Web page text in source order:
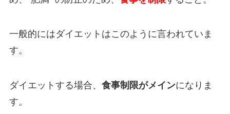
一般的にはダイエットはこのように言われていま
す。
ダイエットする場合、 食事制限がメインになりま
す。